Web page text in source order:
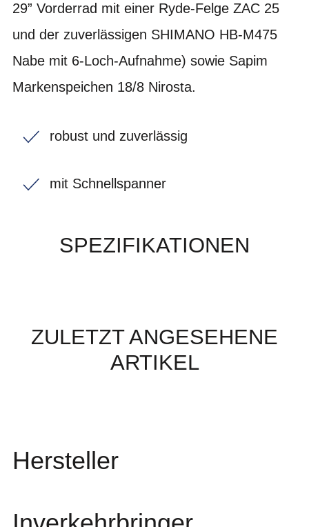
29” Vorderrad mit einer Ryde-Felge ZAC 25
und der zuverlässigen SHIMANO HB-M475
Nabe mit 6-Loch-Aufnahme) sowie Sapim
Markenspeichen 18/8 Nirosta.
robust und zuverlässig
mit Schnellspanner
SPEZIFIKATIONEN
ZULETZT ANGESEHENE
ARTIKEL
Hersteller